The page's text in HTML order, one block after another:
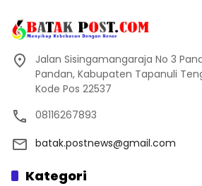
Jalan Sisingamangaraja No 3
Pandan, Kabupaten Tapanuli
Kode Pos 22537
08116267893
batak.postnews@gmail.com
Kategori